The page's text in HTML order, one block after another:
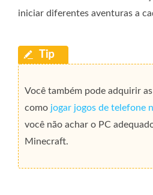
iniciar diferentes aventuras a
Você também pode adquirir
como jogar jogos de telefone
você não achar o PC
Minecraft.